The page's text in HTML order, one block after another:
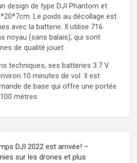
design de type DJI Phantom et
Le poids au décollage est
avec la batterie. Il utilise 716
noyau (sans balais), qui sont
de qualité jouet.
techniques, ses batteries 3.7 V
10 minutes de vol. Il est
de base qui offre une portée
mètres.
DJI 2022 est arrivée! –
sur les drones et plus